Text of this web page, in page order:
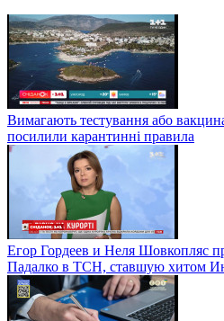
Вимагають тестування або
посилили карантинні правила
Егор Гордеев и Неля Шовкопляс
Падалко в ТСН, ставшую хитом